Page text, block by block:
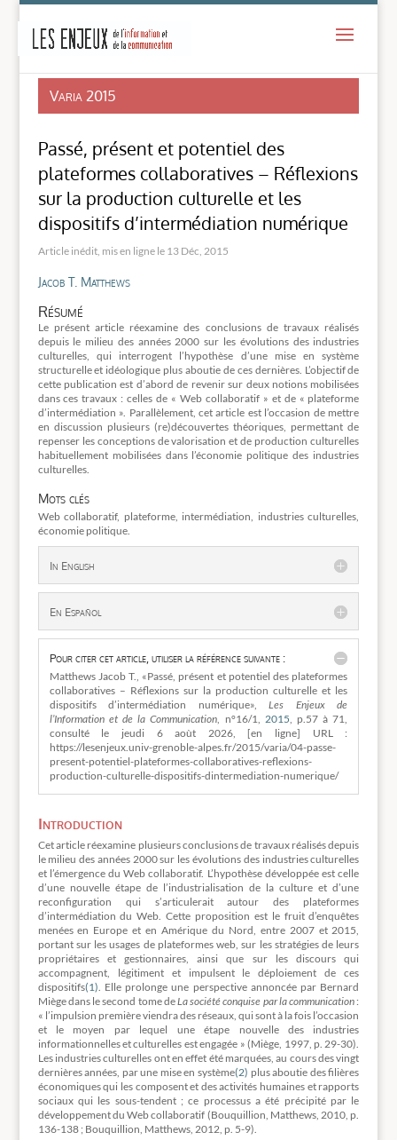
Varia 2015
Passé, présent et potentiel des
plateformes collaboratives – Réflexions
sur la production culturelle et les
dispositifs d’intermédiation numérique
13 Déc, 2015
Jacob T. Matthews
Résumé
Le présent article réexamine des conclusions de travaux réalisés
depuis le milieu des années 2000 sur les évolutions des industries
culturelles, qui interrogent l’hypothèse d’une mise en système
structurelle et idéologique plus aboutie de ces dernières. L’objectif de
cette publication est d’abord de revenir sur deux notions mobilisées
dans ces travaux : celles de « Web collaboratif » et de « plateforme
d’intermédiation ». Parallèlement, cet article est l’occasion de mettre
en discussion plusieurs (re)découvertes théoriques, permettant de
repenser les conceptions de valorisation et de production culturelles
habituellement mobilisées dans l’économie politique des industries
culturelles.
Mots clés
Web collaboratif, plateforme, intermédiation, industries culturelles,
économie politique.
In English
En Español
Pour citer cet article, utiliser la référence suivante :
Matthews Jacob T., «Passé, présent et potentiel des plateformes
collaboratives – Réflexions sur la production culturelle et les
dispositifs d’intermédiation numérique»,Les Enjeux de
l’Information et de la Communication, n°16/1, 2015, p.57 à 71,
consulté le jeudi 6 aoùt 2026, [en ligne] URL :
https://lesenjeux.univ-grenoble-alpes.fr/2015/varia/04-passe-
present-potentiel-plateformes-collaboratives-reflexions-
production-culturelle-dispositifs-dintermediation-numerique/
Introduction
Cet article réexamine plusieurs conclusions de travaux réalisés depuis
le milieu des années 2000 sur les évolutions des industries culturelles
et l’émergence du Web collaboratif. L’hypothèse développée est celle
d’une nouvelle étape de l’industrialisation de la culture et d’une
reconfiguration qui s’articulerait autour des plateformes
d’intermédiation du Web. Cette proposition est le fruit d’enquêtes
menées en Europe et en Amérique du Nord, entre 2007 et 2015,
portant sur les usages de plateformes web, sur les stratégies de leurs
propriétaires et gestionnaires, ainsi que sur les discours qui
accompagnent, légitiment et impulsent le déploiement de ces
dispositifs(1) . Elle prolonge une perspective annoncée par Bernard
Miège dans le second tome deLa société conquise par la communication :
« l’impulsion première viendra des réseaux, qui sont à la fois l’occasion
et le moyen par lequel une étape nouvelle des industries
informationnelles et culturelles est engagée » (Miège, 1997, p. 29-30).
Les industries culturelles ont en effet été marquées, au cours des vingt
dernières années, par une mise en système(2) plus aboutie des filières
économiques qui les composent et des activités humaines et rapports
sociaux qui les sous-tendent ; ce processus a été précipité par le
développement du Web collaboratif (Bouquillion, Matthews, 2010, p.
136-138 ; Bouquillion, Matthews, 2012, p. 5-9).